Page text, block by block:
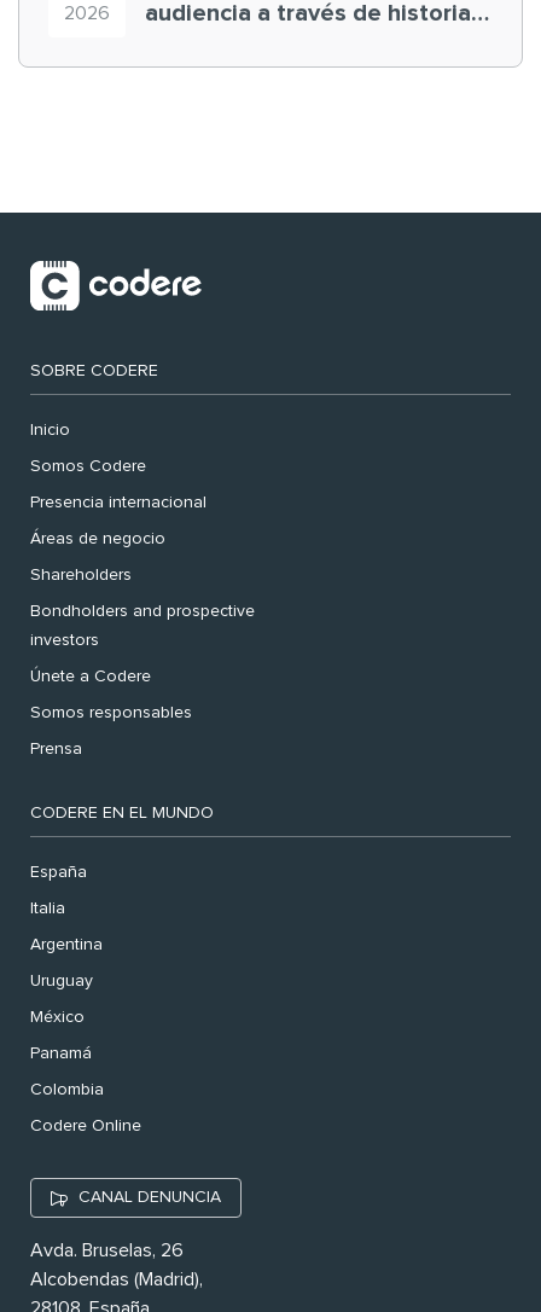
2026
audiencia a través de historias
SOBRE CODERE
Inicio
Somos Codere
Presencia internacional
Áreas de negocio
Shareholders
Bondholders and prospective
investors
Únete a Codere
Somos responsables
Prensa
CODERE EN EL MUNDO
España
Italia
Argentina
Uruguay
México
Panamá
Colombia
Codere Online
CANAL DENUNCIA
Avda. Bruselas, 26
Alcobendas (Madrid),
28108. España